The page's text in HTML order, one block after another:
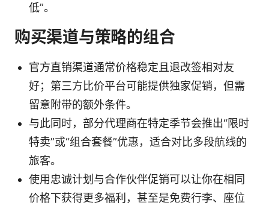
低”。
购买渠道与策略的组合
官方直销渠道通常价格稳定且退改签相对友
好；第三方比价平台可能提供独家促销，但需
留意附带的额外条件。
与此同时，部分代理商在特定季节会推出“限时
特卖”或“组合套餐”优惠，适合对比多段航线的
旅客。
使用忠诚计划与合作伙伴促销可以让你在相同
价格下获得更多福利，甚至是免费行李、座位